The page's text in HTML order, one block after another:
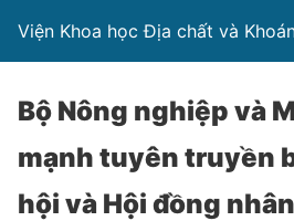
Viện Khoa học Địa chất và
Bộ Nông nghiệp và
mạnh tuyên truyền
hội và Hội đồng